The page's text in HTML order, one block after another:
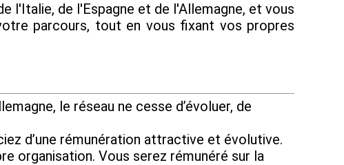
l'Italie, de l'Espagne et de l'Allemagne, et vous
parcours, tout en vous fixant vos propres
le réseau ne cesse d’évoluer, de
d’une rémunération attractive et évolutive.
organisation. Vous serez rémunéré sur la